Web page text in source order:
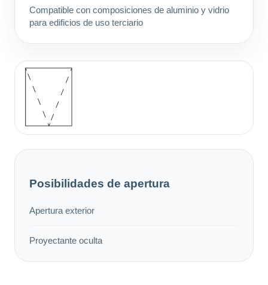
Compatible con composiciones de aluminio y vidrio
para edificios de uso terciario
Posibilidades de apertura
Apertura exterior
Proyectante oculta